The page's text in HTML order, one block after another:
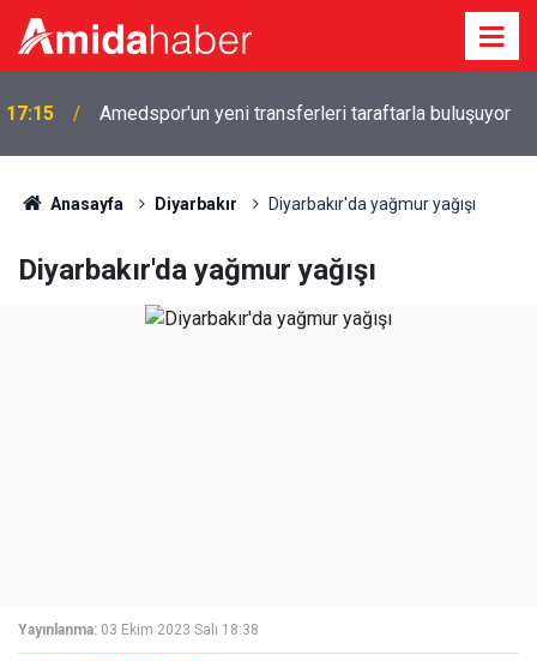
17:15 Amedspor'un yeni transferleri taraftarla buluşuyor
Anasayfa Diyarbakır Diyarbakır'da yağmur yağışı
Diyarbakır'da yağmur yağışı
Yayınlanma: 03 Ekim 2023 Salı 18:38